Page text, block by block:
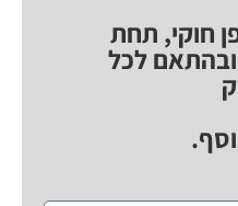
חוקי, תחת
לכל